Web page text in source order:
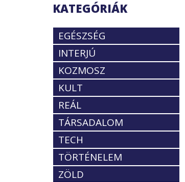
KATEGÓRIÁK
EGÉSZSÉG
INTERJÚ
KOZMOSZ
KULT
REÁL
TÁRSADALOM
TECH
TÖRTÉNELEM
ZÖLD